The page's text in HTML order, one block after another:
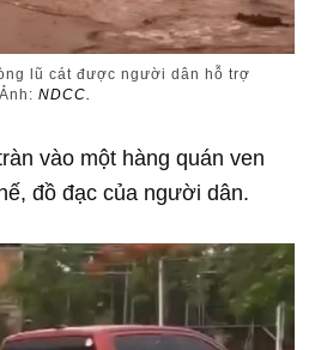
lũ cát được người dân hỗ trợ
NDCC.
vào một hàng quán ven
đồ đạc của người dân.